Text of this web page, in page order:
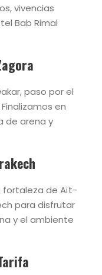
vivencias
Bab Rimal
paso por el
en
de arena y
fortaleza de Aït-
para disfrutar
y el ambiente